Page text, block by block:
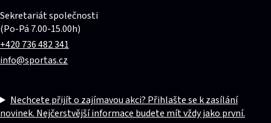
Sekretariát společnosti
(Po-Pá 7.00-15.00h)
+420 736 482 341
info@sportas.cz
Nechcete přijít o zajímavou akci? Přihlašte se k zasílání
novinek. Nejčerstvější informace budete mít vždy jako první.